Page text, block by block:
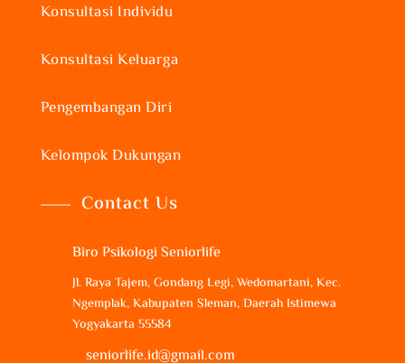
Konsultasi Individu
Konsultasi Keluarga
Pengembangan Diri
Kelompok Dukungan
Contact Us
Biro Psikologi Seniorlife
Jl. Raya Tajem, Gondang Legi, Wedomartani, Kec.
Ngemplak, Kabupaten Sleman, Daerah Istimewa
Yogyakarta 55584
seniorlife.id@gmail.com